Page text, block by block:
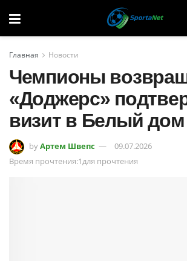
Главная Новости
Чемпионы
«Доджерс»
визит в Белый дом
byАртем Швепс
09.07.2026
Время прочтения:1для прочтения